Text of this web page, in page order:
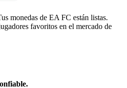
monedas de EA FC están listas.
favoritos en el mercado de